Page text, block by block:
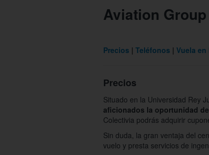
Aviation
Precios
Teléfonos Vuela en
Precios
Situado en la Universidad Rey
aficionados la oportunidad
Colectivia podrás adquirir
Sin duda, la gran ventaja del
vuelo y presta servicios de